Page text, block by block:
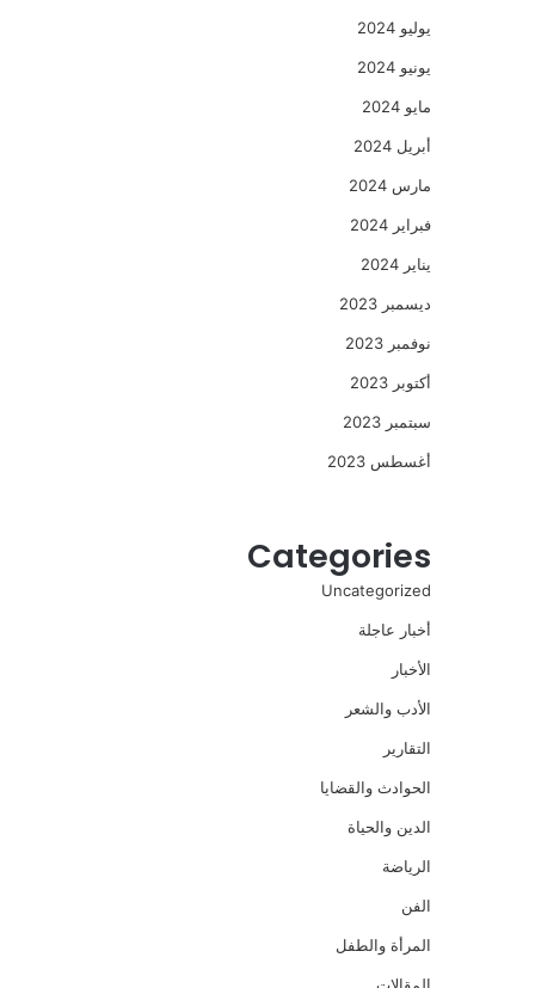
يوليو 2024
يونيو 2024
مايو 2024
أبريل 2024
مارس 2024
فبراير 2024
يناير 2024
ديسمبر 2023
نوفمبر 2023
أكتوبر 2023
سبتمبر 2023
أغسطس 2023
Categories
Uncategorized
أخبار عاجلة
الأخبار
الأدب والشعر
التقارير
الحوادث والقضايا
الدين والحياة
الرياضة
الفن
المرأة والطفل